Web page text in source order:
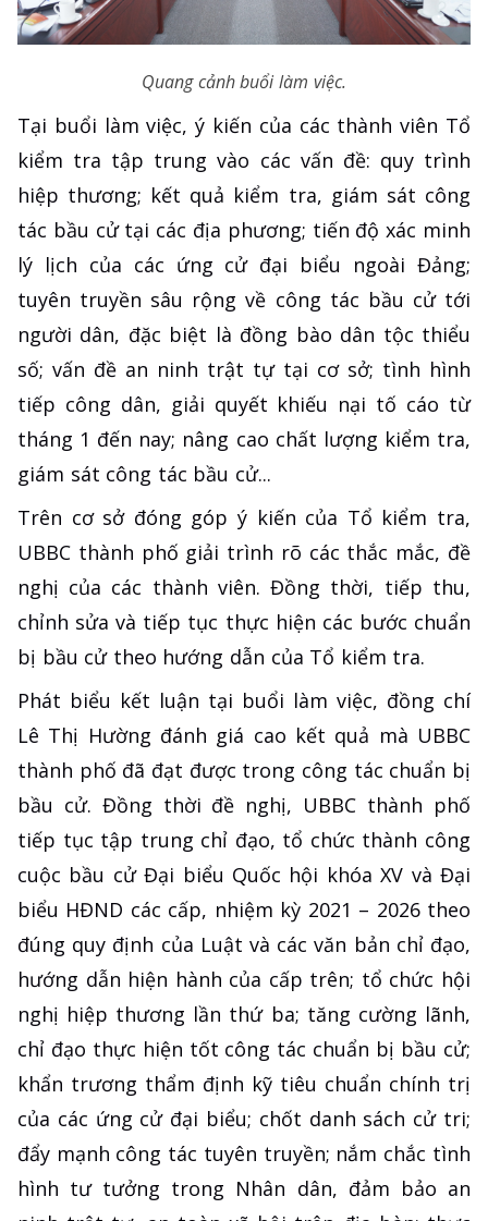
Quang cảnh buổi làm việc.
Tại buổi làm việc, ý kiến của các thành viên Tổ
kiểm tra tập trung vào các vấn đề: quy trình
hiệp thương; kết quả kiểm tra, giám sát công
tác bầu cử tại các địa phương; tiến độ xác minh
lý lịch của các ứng cử đại biểu ngoài Đảng;
tuyên truyền sâu rộng về công tác bầu cử tới
người dân, đặc biệt là đồng bào dân tộc thiểu
số; vấn đề an ninh trật tự tại cơ sở; tình hình
tiếp công dân, giải quyết khiếu nại tố cáo từ
tháng 1 đến nay; nâng cao chất lượng kiểm tra,
giám sát công tác bầu cử...
Trên cơ sở đóng góp ý kiến của Tổ kiểm tra,
UBBC thành phố giải trình rõ các thắc mắc, đề
nghị của các thành viên. Đồng thời, tiếp thu,
chỉnh sửa và tiếp tục thực hiện các bước chuẩn
bị bầu cử theo hướng dẫn của Tổ kiểm tra.
Phát biểu kết luận tại buổi làm việc, đồng chí
Lê Thị Hường đánh giá cao kết quả mà UBBC
thành phố đã đạt được trong công tác chuẩn bị
bầu cử. Đồng thời đề nghị, UBBC thành phố
tiếp tục tập trung chỉ đạo, tổ chức thành công
cuộc bầu cử Đại biểu Quốc hội khóa XV và Đại
biểu HĐND các cấp, nhiệm kỳ 2021 – 2026 theo
đúng quy định của Luật và các văn bản chỉ đạo,
hướng dẫn hiện hành của cấp trên; tổ chức hội
nghị hiệp thương lần thứ ba; tăng cường lãnh,
chỉ đạo thực hiện tốt công tác chuẩn bị bầu cử;
khẩn trương thẩm định kỹ tiêu chuẩn chính trị
của các ứng cử đại biểu; chốt danh sách cử tri;
đẩy mạnh công tác tuyên truyền; nắm chắc tình
hình tư tưởng trong Nhân dân, đảm bảo an